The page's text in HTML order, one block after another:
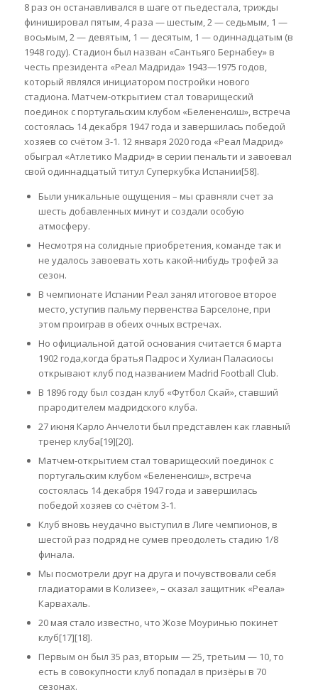
8 раз он останавливался в шаге от пьедестала, трижды
финишировал пятым, 4 раза — шестым, 2 — седьмым, 1 —
восьмым, 2 — девятым, 1 — десятым, 1 — одиннадцатым (в
1948 году). Стадион был назван «Сантьяго Бернабеу» в
честь президента «Реал Мадрида» 1943—1975 годов,
который являлся инициатором постройки нового
стадиона. Матчем-открытием стал товарищеский
поединок с португальским клубом «Белененсиш», встреча
состоялась 14 декабря 1947 года и завершилась победой
хозяев со счётом 3-1. 12 января 2020 года «Реал Мадрид»
обыграл «Атлетико Мадрид» в серии пенальти и завоевал
свой одиннадцатый титул Суперкубка Испании[58].
Были уникальные ощущения – мы сравняли счет за
шесть добавленных минут и создали особую
атмосферу.
Несмотря на солидные приобретения, команде так и
не удалось завоевать хоть какой-нибудь трофей за
сезон.
В чемпионате Испании Реал занял итоговое второе
место, уступив пальму первенства Барселоне, при
этом проиграв в обеих очных встречах.
Но официальной датой основания считается 6 марта
1902 года,когда братья Падрос и Хулиан Паласиосы
открывают клуб под названием Madrid Football Club.
В 1896 году был создан клуб «Футбол Скай», ставший
прародителем мадридского клуба.
27 июня Карло Анчелоти был представлен как главный
тренер клуба[19][20].
Матчем-открытием стал товарищеский поединок с
португальским клубом «Белененсиш», встреча
состоялась 14 декабря 1947 года и завершилась
победой хозяев со счётом 3-1.
Клуб вновь неудачно выступил в Лиге чемпионов, в
шестой раз подряд не сумев преодолеть стадию 1/8
финала.
Мы посмотрели друг на друга и почувствовали себя
гладиаторами в Колизее», – сказал защитник «Реала»
Карвахаль.
20 мая стало известно, что Жозе Моуринью покинет
клуб[17][18].
Первым он был 35 раз, вторым — 25, третьим — 10, то
есть в совокупности клуб попадал в призёры в 70
сезонах.